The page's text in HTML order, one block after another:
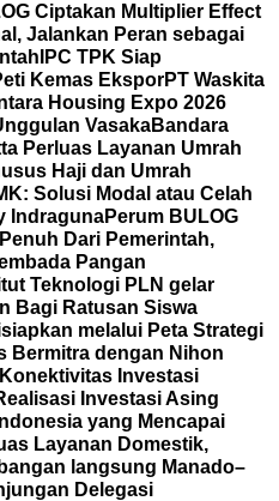
Ciptakan Multiplier Effect
Jalankan Peran sebagai
IPC TPK Siap
Kemas EksporPT Waskita
Housing Expo 2026
VasakaBandara
Perluas Layanan Umrah
Haji dan Umrah
Solusi Modal atau Celah
IndragunaPerum BULOG
Dari Pemerintah,
Pangan
Teknologi PLN gelar
Bagi Ratusan Siswa
melalui Peta Strategi
Bermitra dengan Nihon
Investasi
Investasi Asing
yang Mencapai
Layanan Domestik,
langsung Manado–
Delegasi